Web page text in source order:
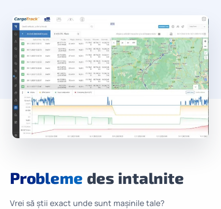
Probleme des intalnite
Vrei să știi exact unde sunt mașinile tale?